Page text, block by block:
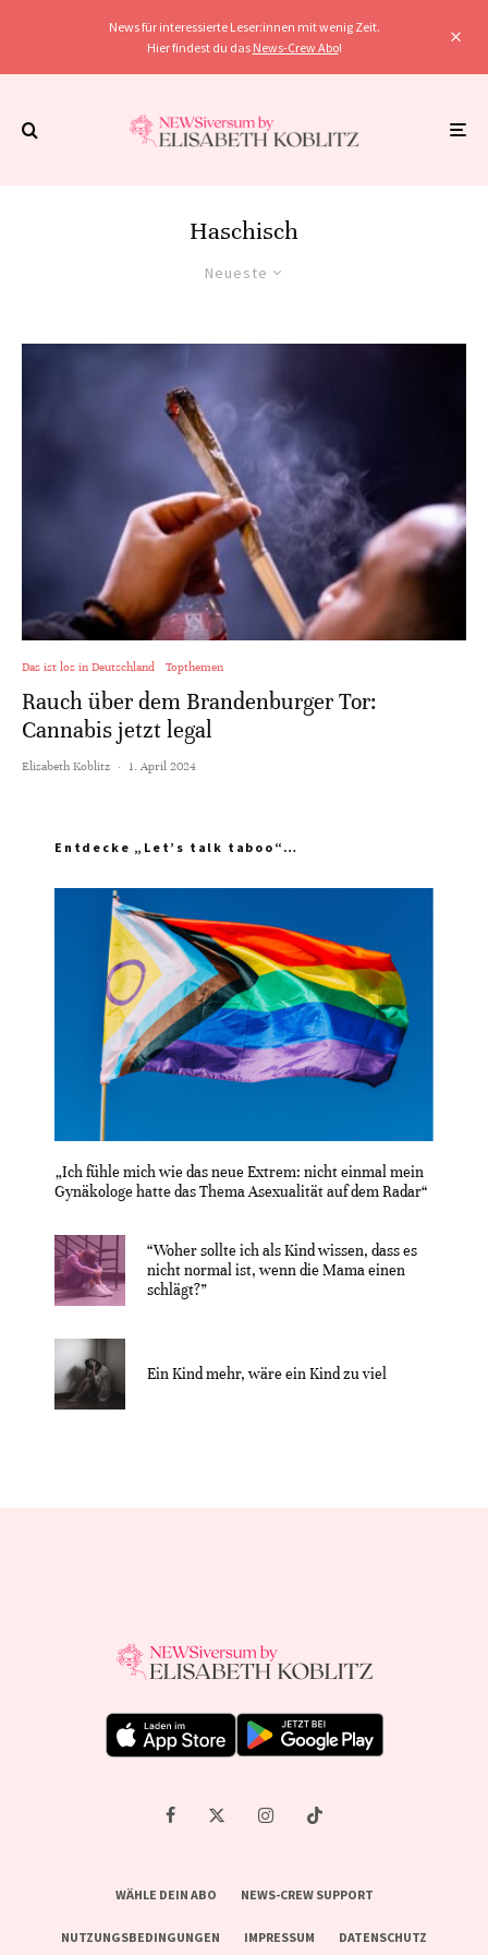
News für interessierte Leser:innen mit wenig Zeit.
Hier findest du das News-Crew Abo!
Haschisch
Neueste
Das ist los in Deutschland Topthemen
Rauch über dem Brandenburger Tor:
Cannabis jetzt legal
Elisabeth Koblitz · 1. April 2024
Entdecke „Let’s talk taboo“…
„Ich fühle mich wie das neue Extrem: nicht einmal mein
Gynäkologe hatte das Thema Asexualität auf dem Radar“
“Woher sollte ich als Kind wissen, dass es
nicht normal ist, wenn die Mama einen
schlägt?”
Ein Kind mehr, wäre ein Kind zu viel
WÄHLE DEIN ABO NEWS-CREW SUPPORT
NUTZUNGSBEDINGUNGEN IMPRESSUM DATENSCHUTZ